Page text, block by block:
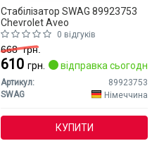
Стабілізатор SWAG 89923753
Chevrolet Aveo
0 відгуків
668грн.
610 грн. відправка сьогодні
Артикул:
89923753
SWAG
Німеччина
КУПИТИ